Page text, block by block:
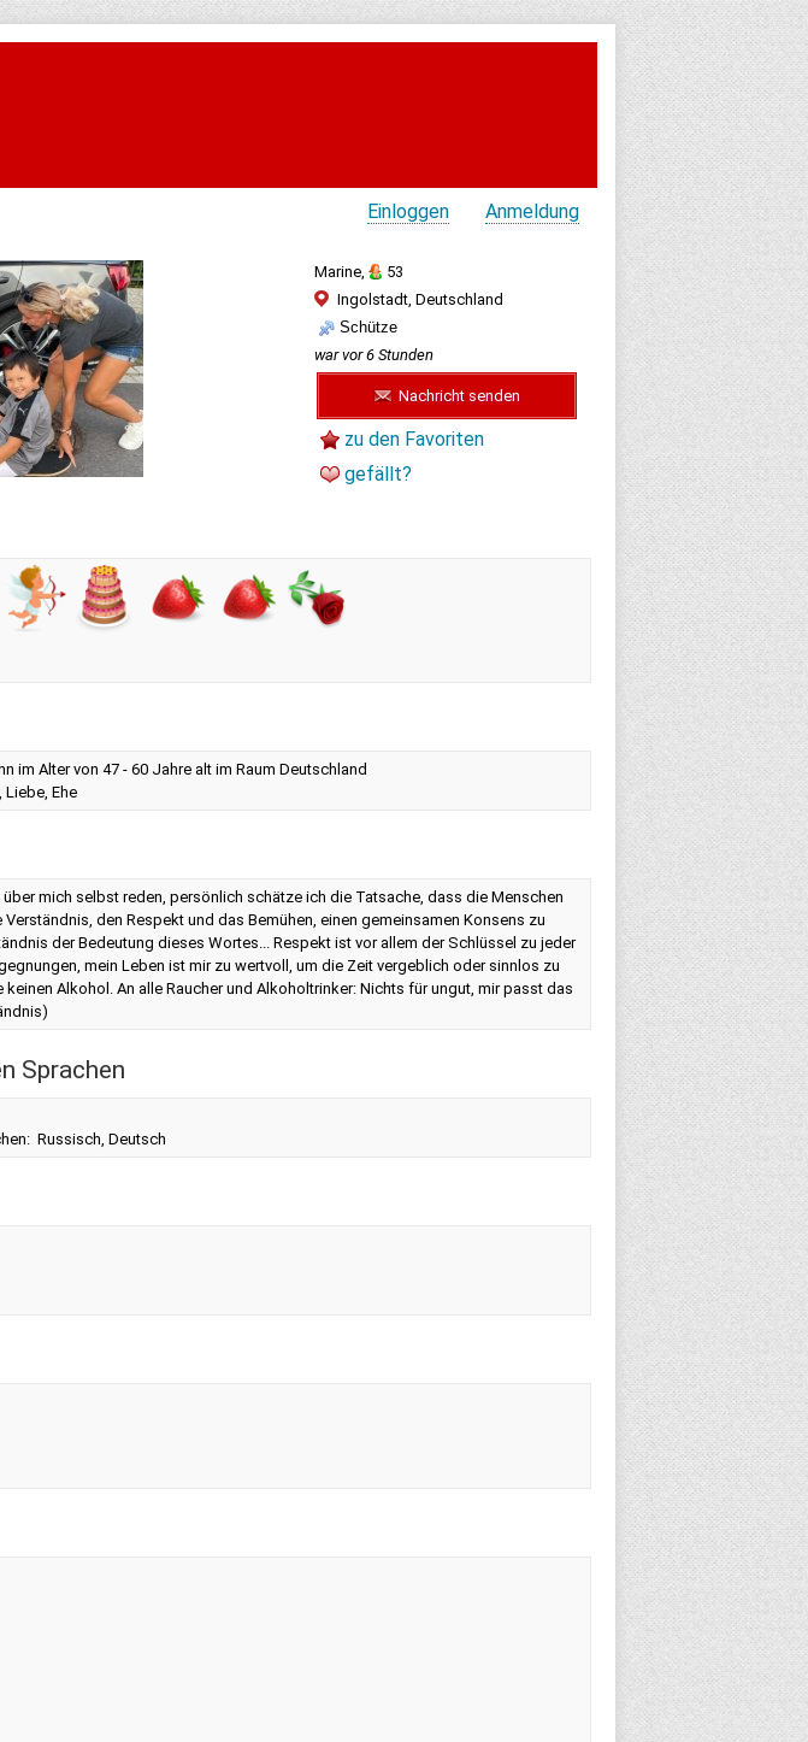
Anmeldung
Einloggen
Marine,
53
Ingolstadt, Deutschland
Schütze
war vor 6 Stunden
Nachricht senden
zu den Favoriten
gefällt?
im Alter von 47 - 60 Jahre alt im Raum Deutschland
Ehe
mich selbst reden, persönlich schätze ich die Tatsache, dass die Menschen
den Respekt und das Bemühen, einen gemeinsamen Konsens zu
der Bedeutung dieses Wortes... Respekt ist vor allem der Schlüssel zu jeder
mein Leben ist mir zu wertvoll, um die Zeit vergeblich oder sinnlos zu
Alkohol. An alle Raucher und Alkoholtrinker: Nichts für ungut, mir passt das
Sprachen
Russisch, Deutsch